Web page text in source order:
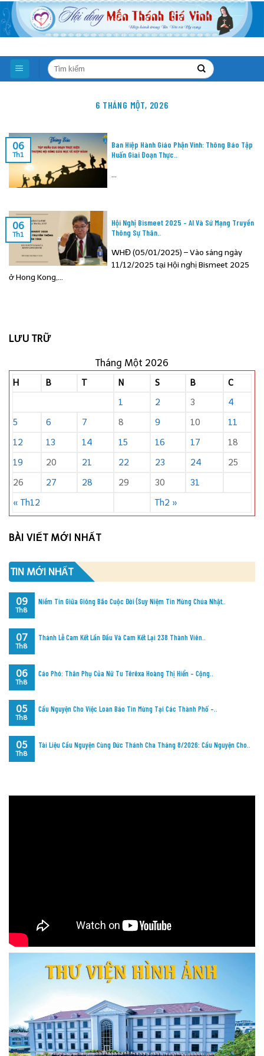
Skip
to
content
6 THÁNG MỘT, 2026
Ban Hiệp Hành Giáo Phận Vinh: Thông Báo Tập
Huấn Giai Đoạn Thực..
...
06
Th1
Hội Nghị Bismeet 2025 – AI Và Sứ Mạng Truyền
Thông Sự Thân..
WHĐ (05/01/2025) – Vào sáng ngày
11/12/2025 tại Hội nghị Bismeet 2025
ở Hong Kong,...
06
Th1
LƯU TRỮ
Tháng Một 2026
H B T N S B C
« Th12 Th2 »
1 2 3
4
5
6 7 8 9 10
11
12
13 14 15 16 17
18
19
20 21 22 23 24
25
26
27 28 29 30 31
BÀI VIẾT MỚI NHẤT
TIN MỚI NHẤT
Niềm Tin Giữa Giông Bão Cuộc Đời (Suy Niệm Tin Mừng Chúa Nhật..
09
Th8
Thánh Lễ Cam Kết Lần Đầu Và Cam Kết Lại 238 Thành Viên..
07
Th8
Cáo Phó: Thân Phụ Của Nữ Tu Têrêxa Hoàng Thị Hiển – Cộng..
06
Th8
Cầu Nguyện Cho Việc Loan Báo Tin Mừng Tại Các Thành Phố –..
05
Th8
Tài Liệu Cầu Nguyện Cùng Đức Thánh Cha Tháng 8/2026: Cầu Nguyện Cho..
05
Th8